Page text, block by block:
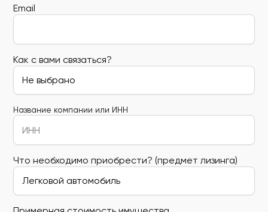
Email
Как с вами связаться?
Название компании или ИНН
Что необходимо приобрести? (предмет лизинга)